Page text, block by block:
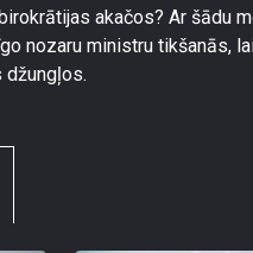
akačos? Ar šādu
nozaru ministru tikšanās,
džungļos.